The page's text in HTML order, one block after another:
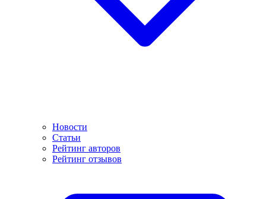
Новости
Статьи
Рейтинг авторов
Рейтинг отзывов